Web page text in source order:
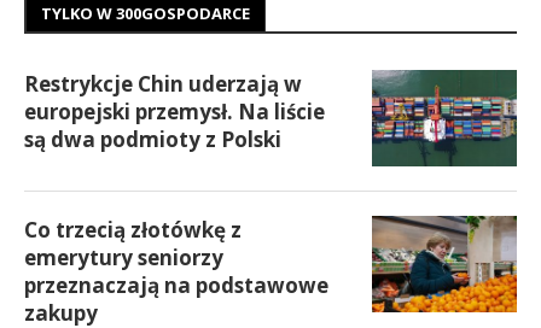
TYLKO W 300GOSPODARCE
Restrykcje Chin uderzają w
europejski przemysł. Na liście
są dwa podmioty z Polski
Co trzecią złotówkę z
emerytury seniorzy
przeznaczają na podstawowe
zakupy